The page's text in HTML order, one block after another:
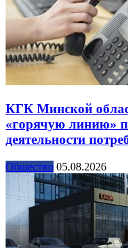
КГК Минской
«горячую линию»
деятельности
Общество 05.08.2026